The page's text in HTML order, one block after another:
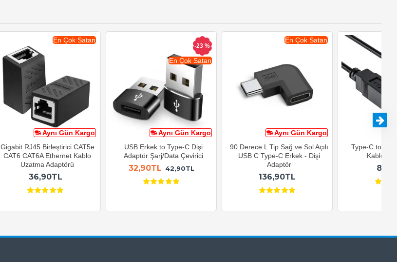
Aynı Gün Kargo
En Çok Satan
Gigabit RJ45 Birleştirici CAT5e
CAT6 CAT6A Ethernet Kablo
Uzatma Adaptörü
36,90TL
Aynı Gün Kargo
En Çok Satan
-23 %
USB Erkek to Type-C Dişi
Adaptör Şarj/Data Çevirici
32,90TL 42,90TL
Aynı Gün Kargo
En Çok Satan
90 Derece L Tip Sağ ve Sol Açılı
USB C Type-C Erkek - Dişi
Adaptör
136,90TL
Type-C to
Kablosu